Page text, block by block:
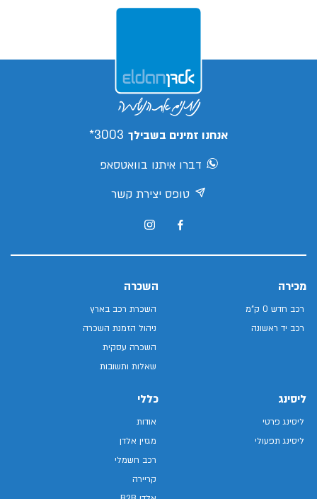
אנחנו זמינים בשבילך 3003*
דברו איתנו בוואטסאפ
טופס יצירת קשר
מכירה
רכב חדש 0 ק"מ
רכב יד ראשונה
השכרה
השכרת רכב בארץ
ניהול הזמנת השכרה
השכרה עסקית
שאלות ותשובות
ליסינג
ליסינג פרטי
ליסינג תפעולי
כללי
אודות
מגזין אלדן
רכב חשמלי
קריירה